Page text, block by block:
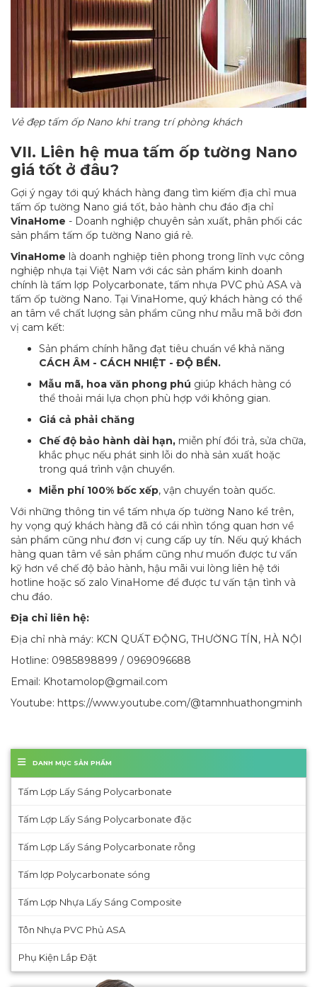
DANH MỤC SẢN PHẨM
Tấm Lợp Lấy Sáng Polycarbonate
Tấm Lợp Lấy Sáng Polycarbonate đặc
Tấm Lợp Lấy Sáng Polycarbonate rỗng
Tấm lợp Polycarbonate sóng
Tấm Lợp Nhựa Lấy Sáng Composite
Tôn Nhựa PVC Phủ ASA
Phụ Kiện Lắp Đặt
Vẻ đẹp tấm ốp Nano khi trang trí phòng khách
VII. Liên hệ mua tấm ốp tường Nano
giá tốt ở đâu?
Gợi ý ngay tới quý khách hàng đang tìm kiếm địa chỉ mua
tấm ốp tường Nano giá tốt, bảo hành chu đáo địa chỉ
VinaHome - Doanh nghiệp chuyên sản xuất, phân phối các
sản phẩm tấm ốp tường Nano giá rẻ.
VinaHome là doanh nghiệp tiên phong trong lĩnh vực công
nghiệp nhựa tại Việt Nam với các sản phẩm kinh doanh
chính là tấm lợp Polycarbonate, tấm nhựa PVC phủ ASA và
tấm ốp tường Nano. Tại VinaHome, quý khách hàng có thể
an tâm về chất lượng sản phẩm cũng như mẫu mã bởi đơn
vị cam kết:
Sản phẩm chính hãng đạt tiêu chuẩn về khả năng
CÁCH ÂM - CÁCH NHIỆT - ĐỘ BỀN.
Mẫu mã, hoa văn phong phú giúp khách hàng có
thể thoải mái lựa chọn phù hợp với không gian.
Giá cả phải chăng
Chế độ bảo hành dài hạn, miễn phí đổi trả, sửa chữa,
khắc phục nếu phát sinh lỗi do nhà sản xuất hoặc
trong quá trình vận chuyển.
Miễn phí 100% bốc xếp, vận chuyển toàn quốc.
Với những thông tin về tấm nhựa ốp tường Nano kể trên,
hy vọng quý khách hàng đã có cái nhìn tổng quan hơn về
sản phẩm cũng như đơn vị cung cấp uy tín. Nếu quý khách
hàng quan tâm về sản phẩm cũng như muốn được tư vấn
kỹ hơn về chế độ bảo hành, hậu mãi vui lòng liên hệ tới
hotline hoặc số zalo VinaHome để được tư vấn tận tình và
chu đáo.
Địa chỉ liên hệ:
Địa chỉ nhà máy: KCN QUẤT ĐỘNG, THƯỜNG TÍN, HÀ NỘI
Hotline: 0985898899 / 0969096688
Email: Khotamolop@gmail.com
Youtube: https://www.youtube.com/@tamnhuathongminh